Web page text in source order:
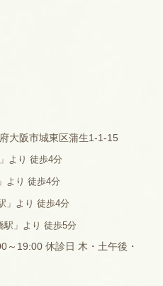
大阪市城東区蒲生1-1-15
より 徒歩4分
より 徒歩4分
」より 徒歩4分
駅」より 徒歩5分
～19:00 休診日 木・土午後・